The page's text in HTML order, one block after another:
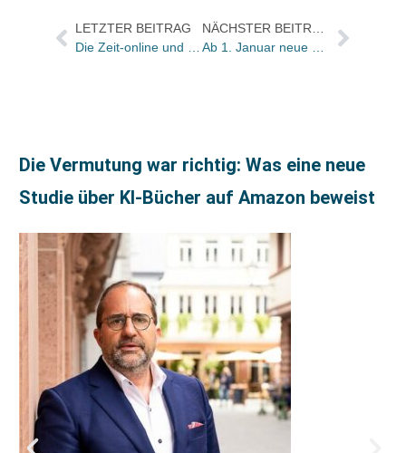
LETZTER BEITRAG
Die Vermutung war richtig: Was eine neue
Studie über KI-Bücher auf Amazon beweist